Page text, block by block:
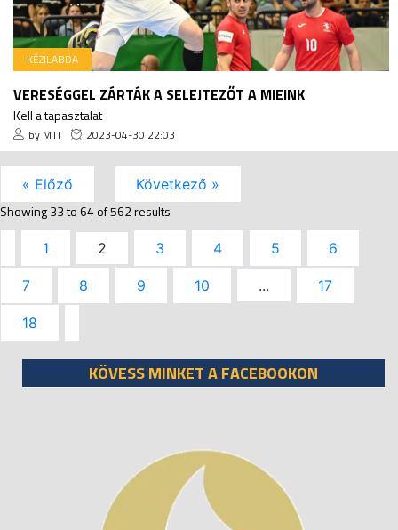
KÉZILABDA
VERESÉGGEL ZÁRTÁK A SELEJTEZŐT A MIEINK
Kell a tapasztalat
by MTI 2023-04-30 22:03
« Előző Következő »
Showing33to64of562results
1 2 3 4 5 6
7 8 9 10 ... 17
18
KÖVESS MINKET A FACEBOOKON